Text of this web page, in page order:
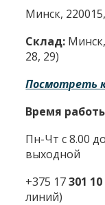
Минск,
Склад:
28, 29)
Посмотреть
Время
Пн-Чт с 8.00
выходной
+375 17301
линий)